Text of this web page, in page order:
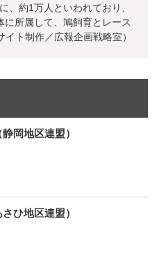
、約1万人といわれており、
に所属して、鳩飼育とレース
ト制作／広報企画戦略室）
岡地区連盟）
ひ地区連盟）